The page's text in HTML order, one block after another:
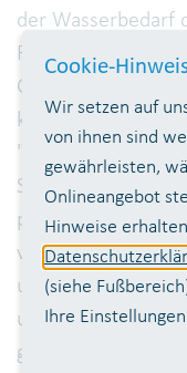
der Wasserbedarf
Grundwasser in
könnte. Die
"alten"
Siegelsknippen.
partikelfrei ist,
verzichtet
unter Umgehung
und
gefüllten Filter
Cookie-
Wir setzen auf
von ihnen sind
gewährleisten,
Onlineangebot
Hinweise
(siehe
Ihre